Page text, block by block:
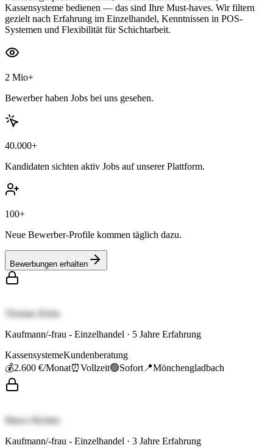
Kassensysteme bedienen — das sind Ihre Must-haves. Wir filtern
gezielt nach Erfahrung im Einzelhandel, Kenntnissen in POS-
Systemen und Flexibilität für Schichtarbeit.
2 Mio+
Bewerber haben Jobs bei uns gesehen.
40.000+
Kandidaten sichten aktiv Jobs auf unserer Plattform.
100+
Neue Bewerber-Profile kommen täglich dazu.
Bewerbungen erhalten
Thomas Klein
Kaufmann/-frau - Einzelhandel · 5 Jahre Erfahrung
KassensystemeKundenberatung
💰2.600 €/Monat⏰Vollzeit🟢Sofort 📍Mönchengladbach
Marco Richter
Kaufmann/-frau - Einzelhandel · 3 Jahre Erfahrung